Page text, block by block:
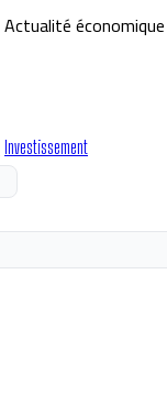
Actualité
Investissement